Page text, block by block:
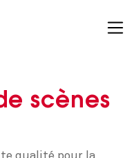
scènes